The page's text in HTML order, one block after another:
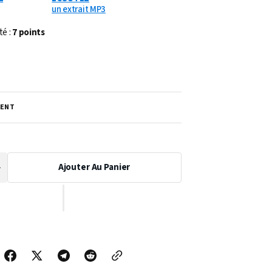
un extrait MP3
:7 points
Ajouter Au Panier